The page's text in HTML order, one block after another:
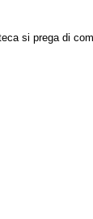
si prega di